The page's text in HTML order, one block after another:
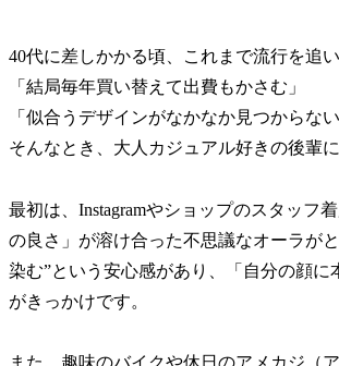
40代に差しかかる頃、これまで流行を追
「結局毎年買い替えて出費もかさむ」
「似合うデザインがなかなか見つからない
そんなとき、大人カジュアル好きの後輩
最初は、Instagramやショップのスタッフ
の良さ」が溶け合った不思議なオーラが
染む”という安心感があり、「自分の顔
がきっかけです。